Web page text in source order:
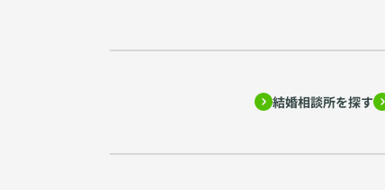
結婚相談所を探す